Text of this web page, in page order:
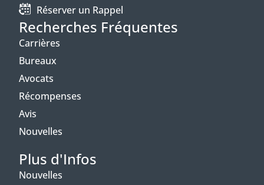
Réserver un Rappel
Recherches Fréquentes
Carrières
Bureaux
Avocats
Récompenses
Avis
Nouvelles
Plus d'Infos
Nouvelles